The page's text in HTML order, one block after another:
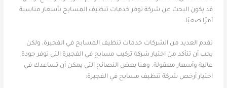
قد يكون البحث عن شركة توفر خدمات تنظيف المسابح بأسعار مناسبة
أمرًا صعبًا.
تقدم العديد من الشركات خدمات تنظيف المسابح في الفجيرة، ولكن
يجب أن تتأكد من اختيار شركة تركيب مسابح في الفجيرة التي توفر جودة
عالية وأسعار معقولة. وهنا بعض النصائح التي يمكن أن تساعدك في
اختيار أرخص شركة تنظيف مسابح في الفجيرة: